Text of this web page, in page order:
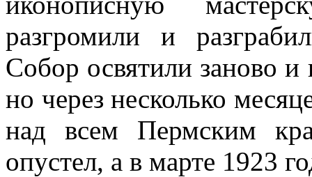
разгромили и
Собор освятили заново и
но через несколько
над всем Пермским
опустел, а в марте 1923